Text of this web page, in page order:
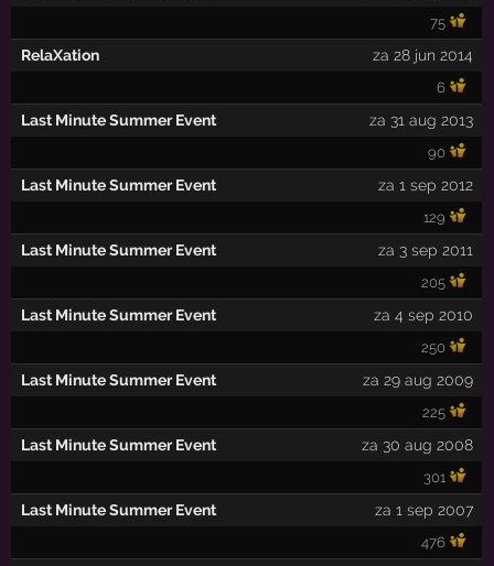
75
RelaXation za 28 jun 2014
6
Last Minute Summer Event za 31 aug 2013
90
Last Minute Summer Event za 1 sep 2012
129
Last Minute Summer Event za 3 sep 2011
205
Last Minute Summer Event za 4 sep 2010
250
Last Minute Summer Event za 29 aug 2009
225
Last Minute Summer Event za 30 aug 2008
301
Last Minute Summer Event za 1 sep 2007
476